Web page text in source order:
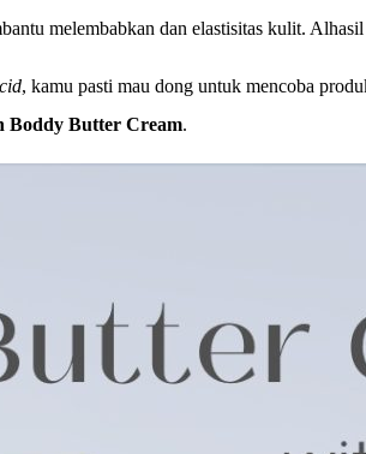
melembabkan dan elastisitas kulit.
, kamu pasti mau dong untuk mencoba
Boddy Butter Cream.